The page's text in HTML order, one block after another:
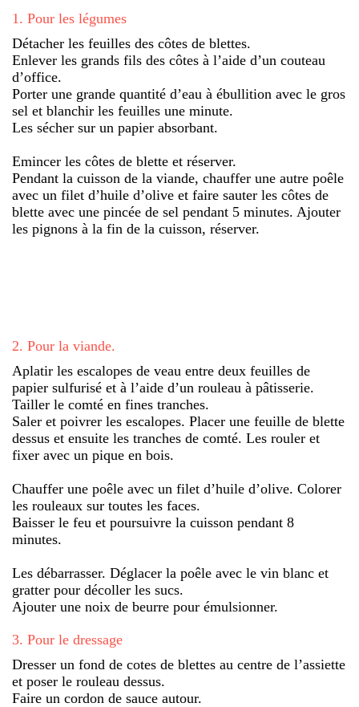
1 . Pour les légumes
Détacher les feuilles des côtes de blettes.
Enlever les grands fils des côtes à l’aide d’un couteau
d’office.
Porter une grande quantité d’eau à ébullition avec le gros
sel et blanchir les feuilles une minute.
Les sécher sur un papier absorbant.
Emincer les côtes de blette et réserver.
Pendant la cuisson de la viande, chauffer une autre poêle
avec un filet d’huile d’olive et faire sauter les côtes de
blette avec une pincée de sel pendant 5 minutes. Ajouter
les pignons à la fin de la cuisson, réserver.
2. Pour la viande.
Aplatir les escalopes de veau entre deux feuilles de
papier sulfurisé et à l’aide d’un rouleau à pâtisserie.
Tailler le comté en fines tranches.
Saler et poivrer les escalopes. Placer une feuille de blette
dessus et ensuite les tranches de comté. Les rouler et
fixer avec un pique en bois.
Chauffer une poêle avec un filet d’huile d’olive. Colorer
les rouleaux sur toutes les faces.
Baisser le feu et poursuivre la cuisson pendant 8
minutes.
Les débarrasser. Déglacer la poêle avec le vin blanc et
gratter pour décoller les sucs.
Ajouter une noix de beurre pour émulsionner.
3. Pour le dressage
Dresser un fond de cotes de blettes au centre de l’assiette
et poser le rouleau dessus.
Faire un cordon de sauce autour.